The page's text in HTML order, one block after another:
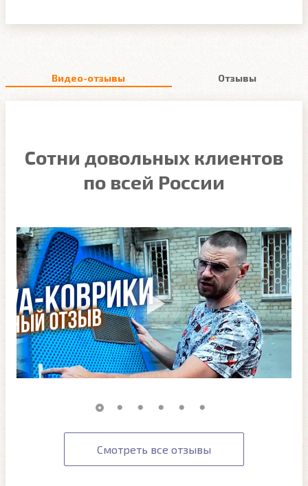
Видео-отзывы Отзывы
Сотни довольных клиентов
по всей России
Смотреть все отзывы